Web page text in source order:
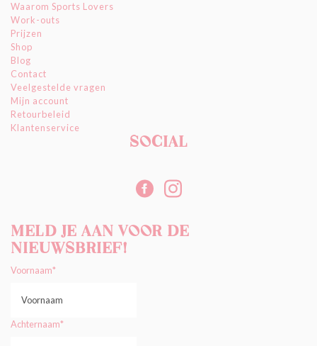
Waarom Sports Lovers
Work-outs
Prijzen
Shop
Blog
Contact
Veelgestelde vragen
Mijn account
Retourbeleid
Klantenservice
Social
Meld je aan voor de
nieuwsbrief!
Voornaam*
Achternaam*